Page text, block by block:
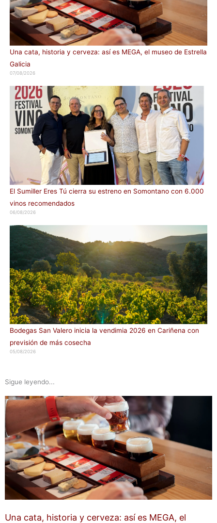
Una cata, historia y cerveza: así es MEGA, el museo de Estrella
Galicia
07/08/2026
El Sumiller Eres Tú cierra su estreno en Somontano con 6.000
vinos recomendados
06/08/2026
Bodegas San Valero inicia la vendimia 2026 en Cariñena con
previsión de más cosecha
05/08/2026
Sigue leyendo...
Una cata, historia y cerveza: así es MEGA, el